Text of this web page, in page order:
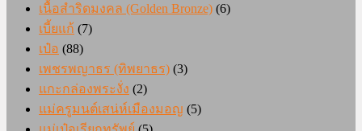
เนื้อสำริดมงคล (Golden Bronze) (6)
เบี้ยแก้ (7)
เป๋อ (88)
เพชรพญาธร (ทิพยาธร) (3)
แกะกล่องพระงั่ง (2)
แม่ครูมนต์เสน่ห์เมืองมอญ (5)